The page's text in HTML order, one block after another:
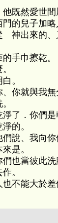
既然愛世間
的兒子加略
神出來的
手巾擦乾。
。
你就與我無
了．你們是
的。
說、我向你
是。
也當彼此洗
。
不能大於差